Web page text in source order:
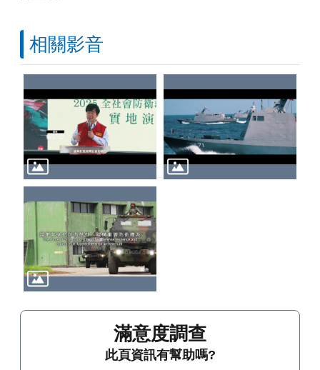
相關影音
滿意度調查
此頁資訊有幫助嗎?